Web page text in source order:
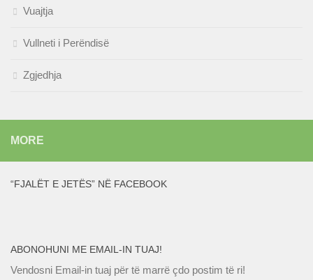
Vuajtja
Vullneti i Perëndisë
Zgjedhja
MORE
“FJALËT E JETËS” NË FACEBOOK
ABONOHUNI ME EMAIL-IN TUAJ!
Vendosni Email-in tuaj për të marrë çdo postim të ri!